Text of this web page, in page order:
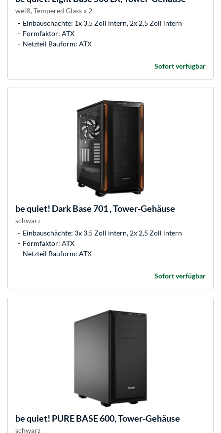
weiß, Tempered Glass x 2
Einbauschächte: 1x 3,5 Zoll intern, 2x 2,5 Zoll intern
Formfaktor: ATX
Netzteil Bauform: ATX
Sofort verfügbar
be quiet! Dark Base 701 , Tower-Gehäuse
schwarz
Einbauschächte: 3x 3,5 Zoll intern, 2x 2,5 Zoll intern
Formfaktor: ATX
Netzteil Bauform: ATX
Sofort verfügbar
be quiet! PURE BASE 600, Tower-Gehäuse
schwarz